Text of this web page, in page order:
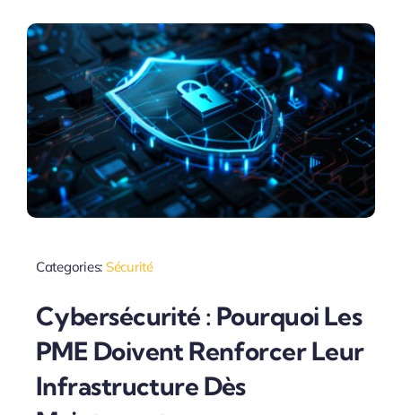
Categories: Sécurité
Cybersécurité : Pourquoi Les
PME Doivent Renforcer Leur
Infrastructure Dès